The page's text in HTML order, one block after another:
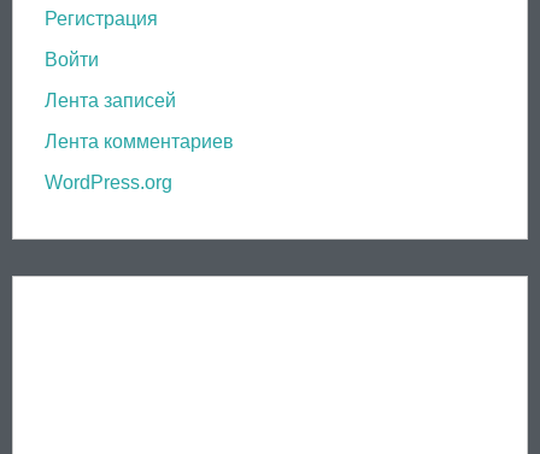
Регистрация
Войти
Лента записей
Лента комментариев
WordPress.org